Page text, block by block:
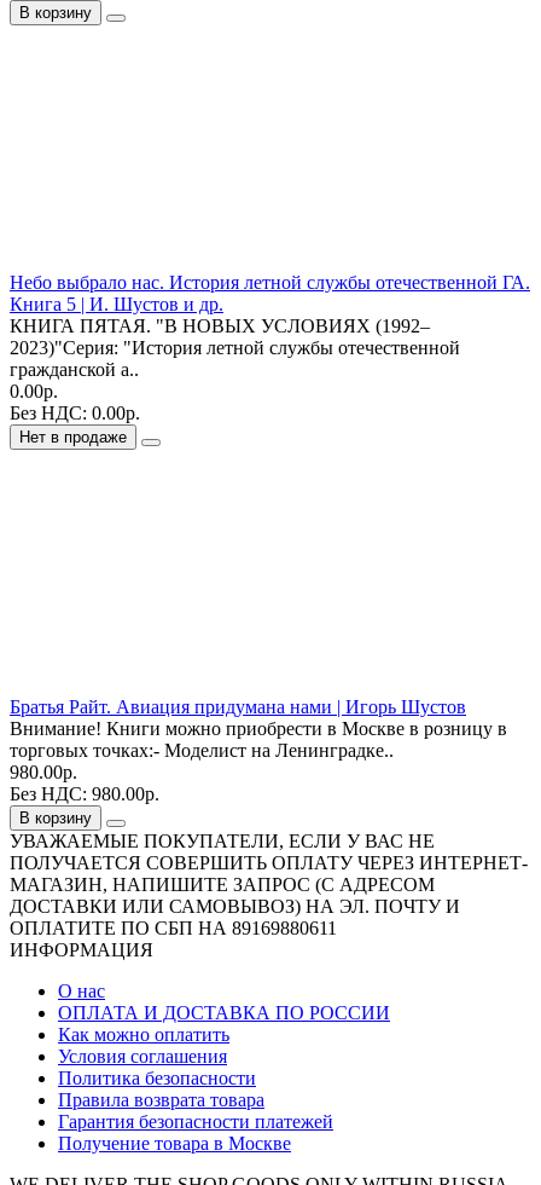
В корзину
Небо выбрало нас. История летной службы отечественной ГА.
Книга 5 | И. Шустов и др.
КНИГА ПЯТАЯ. "В НОВЫХ УСЛОВИЯХ (1992–
2023)"Серия: "История летной службы отечественной
гражданской а..
0.00р.
Без НДС: 0.00р.
Нет в продаже
Братья Райт. Авиация придумана нами | Игорь Шустов
Внимание! Книги можно приобрести в Москве в розницу в
торговых точках:- Моделист на Ленинградке..
980.00р.
Без НДС: 980.00р.
В корзину
УВАЖАЕМЫЕ ПОКУПАТЕЛИ, ЕСЛИ У ВАС НЕ
ПОЛУЧАЕТСЯ СОВЕРШИТЬ ОПЛАТУ ЧЕРЕЗ ИНТЕРНЕТ-
МАГАЗИН, НАПИШИТЕ ЗАПРОС (С АДРЕСОМ
ДОСТАВКИ ИЛИ САМОВЫВОЗ) НА ЭЛ. ПОЧТУ И
ОПЛАТИТЕ ПО СБП НА 89169880611
ИНФОРМАЦИЯ
О нас
ОПЛАТА И ДОСТАВКА ПО РОССИИ
Как можно оплатить
Условия соглашения
Политика безопасности
Правила возврата товара
Гарантия безопасности платежей
Получение товара в Москве